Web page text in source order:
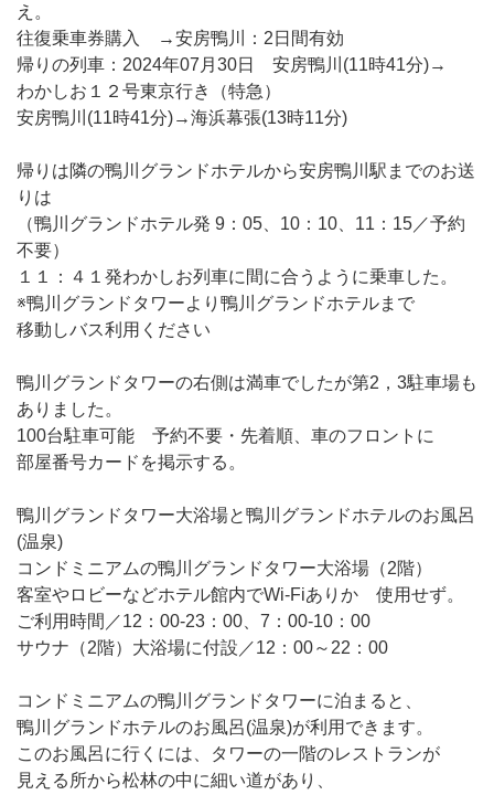
え。
往復乗車券購入 →安房鴨川：2日間有効
帰りの列車：2024年07月30日 安房鴨川(11時41分)→
わかしお１２号東京行き（特急）
安房鴨川(11時41分)→海浜幕張(13時11分)
帰りは隣の鴨川グランドホテルから安房鴨川駅までのお送
りは
（鴨川グランドホテル発 9：05、10：10、11：15／予約
不要）
１１：４１発わかしお列車に間に合うように乗車した。
※鴨川グランドタワーより鴨川グランドホテルまで
移動しバス利用ください
鴨川グランドタワーの右側は満車でしたが第2，3駐車場も
ありました。
100台駐車可能 予約不要・先着順、車のフロントに
部屋番号カードを掲示する。
鴨川グランドタワー大浴場と鴨川グランドホテルのお風呂
(温泉)
コンドミニアムの鴨川グランドタワー大浴場（2階）
客室やロビーなどホテル館内でWi-Fiありか 使用せず。
ご利用時間／12：00-23：00、7：00-10：00
サウナ（2階）大浴場に付設／12：00～22：00
コンドミニアムの鴨川グランドタワーに泊まると、
鴨川グランドホテルのお風呂(温泉)が利用できます。
このお風呂に行くには、タワーの一階のレストランが
見える所から松林の中に細い道があり、